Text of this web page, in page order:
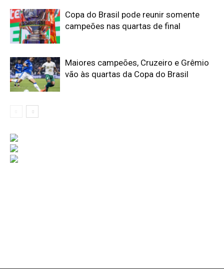
Copa do Brasil pode reunir somente
campeões nas quartas de final
Maiores campeões, Cruzeiro e Grêmio
vão às quartas da Copa do Brasil